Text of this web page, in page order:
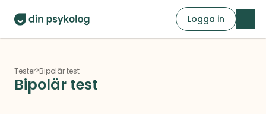
Logga in
Tester>Bipolär test
Bipolär test